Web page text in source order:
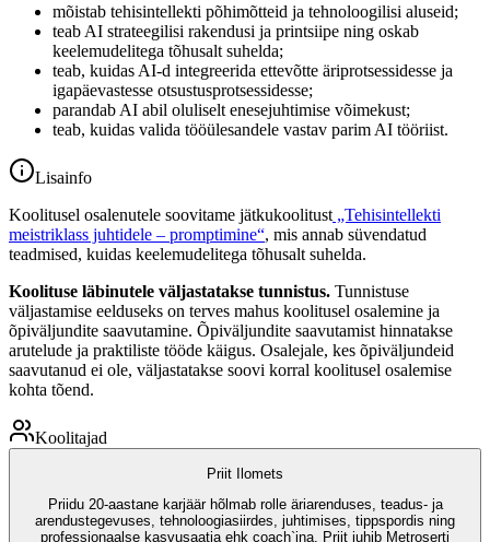
mõistab tehisintellekti põhimõtteid ja tehnoloogilisi aluseid;
teab AI strateegilisi rakendusi ja printsiipe ning oskab
keelemudelitega tõhusalt suhelda;
teab, kuidas AI-d integreerida ettevõtte äriprotsessidesse ja
igapäevastesse otsustusprotsessidesse;
parandab AI abil oluliselt enesejuhtimise võimekust;
teab, kuidas valida tööülesandele vastav parim AI tööriist.
Lisainfo
Koolitusel osalenutele soovitame jätkukoolitust „Tehisintellekti
meistriklass juhtidele – promptimine“, mis annab süvendatud
teadmised, kuidas keelemudelitega tõhusalt suhelda.
Koolituse läbinutele väljastatakse tunnistus. Tunnistuse
väljastamise eelduseks on terves mahus koolitusel osalemine ja
õpiväljundite saavutamine. Õpiväljundite saavutamist hinnatakse
arutelude ja praktiliste tööde käigus. Osalejale, kes õpiväljundeid
saavutanud ei ole, väljastatakse soovi korral koolitusel osalemise
kohta tõend.
Koolitajad
Priit Ilomets
Priidu 20-aastane karjäär hõlmab rolle äriarenduses, teadus- ja
arendustegevuses, tehnoloogiasiirdes, juhtimises, tippspordis ning
professionaalse kasvusaatja ehk coach`ina. Priit juhib Metroserti